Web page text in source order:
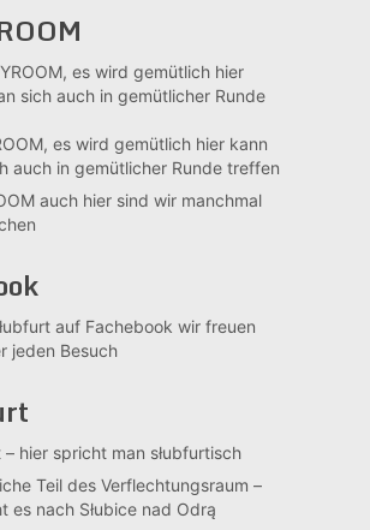
es wird gemütlichhier kann
auch in gemütlicher Runde treffen
auch hier sind wir manchmal
auf Fachebook wir freuen
jeden Besuch
–hier spricht man słubfurtisch
Teil des Verflechtungsraum –
es nach Słubice nad Odrą